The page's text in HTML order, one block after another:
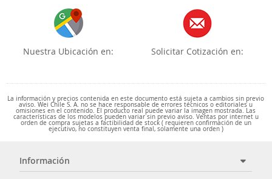
Nuestra Ubicación en: Solicitar Cotización en:
La información y precios contenida en este documento está sujeta a cambios sin previo
aviso. Wei Chile S. A. no se hace responsable de errores técnicos o editoriales u
omisiones en el contenido. El producto real puede variar la imagen mostrada. Las
características de los modelos pueden variar sin previo aviso. Ventas por internet u
orden de compra sujetas a factibilidad de stock ( requieren confirmación de un
ejecutivo, no constituyen venta final, solamente una orden )
Información